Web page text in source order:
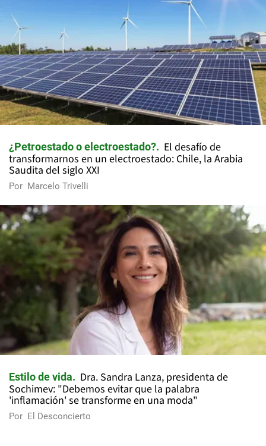
¿Petroestado o electroestado?
El desafío de
transformarnos en un electroestado: Chile, la Arabia
Saudita del siglo XXI
Por Marcelo Trivelli
Estilo de vida
Dra. Sandra Lanza, presidenta de
Sochimev: "Debemos evitar que la palabra
'inflamación' se transforme en una moda"
Por El Desconcierto